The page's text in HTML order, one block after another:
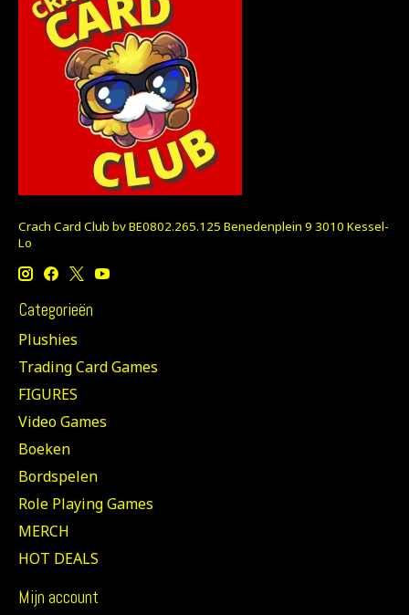
Crach Card Club bv BE0802.265.125 Benedenplein 9 3010 Kessel-
Lo
Categorieën
Plushies
Trading Card Games
FIGURES
Video Games
Boeken
Bordspelen
Role Playing Games
MERCH
HOT DEALS
Mijn account